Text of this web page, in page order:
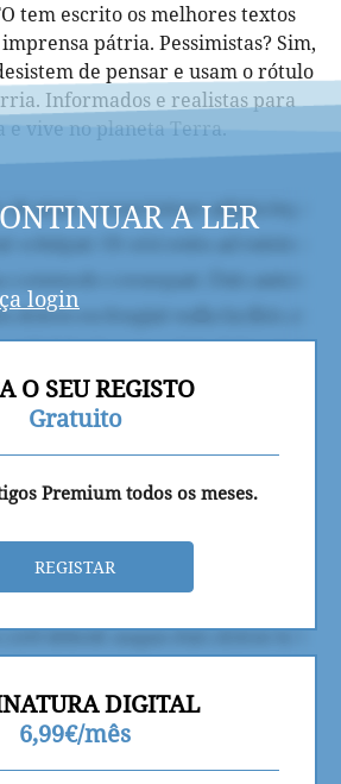
tem escrito os melhores textos
pátria. Pessimistas? Sim,
de pensar e usam o rótulo
Informados e realistas para
e vive no planeta Terra.
A LER
login
O SEU REGISTO
Gratuito
Premium todos os meses.
REGISTAR
DIGITAL
6,99€/mês